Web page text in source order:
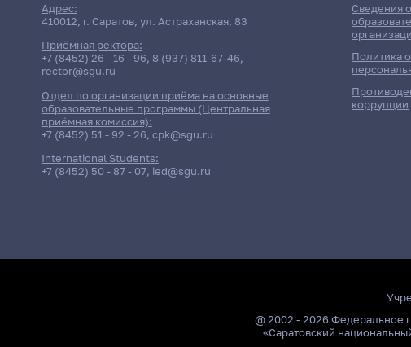
Адрес:
410012, г. Саратов, ул. Астраханская, 83
Приёмная ректора:
+7 (8452) 26 - 16 - 96, 8 (937) 811-67-46,
rector@sgu.ru
Отдел по организации приёма на основные
образовательные программы (Центральная
приёмная комиссия):
+7 (8452) 51 - 92 - 26, cpk@sgu.ru
International Students:
+7 (8452) 50 - 87 - 07, ied@sgu.ru
Сведения
Политика
коррупции
@ 2002 - 2026 Федеральное
«Саратовский